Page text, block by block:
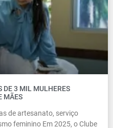
DE 3 MIL MULHERES
MÃES
de artesanato, serviço
feminino Em 2025, o Clube